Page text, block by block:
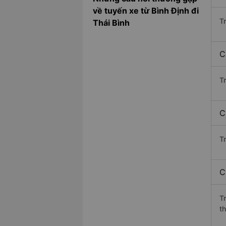
về tuyến xe từ Bình Định đi
Thái Bình